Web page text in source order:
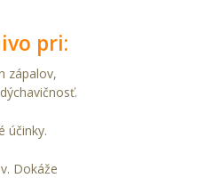
pri:
zápalov,
účinky.
Dokáže